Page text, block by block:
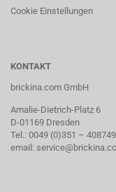
Cookie Einstellungen
KONTAKT
brickina.com GmbH
Amalie-Dietrich-Platz 6
D-01169 Dresden
Tel.: 0049 (0)351 –
email: